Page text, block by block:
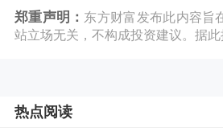
在经过近半年的等待后
公告称，公司于2026年7
公司向特定对象发行股
郑重声明： 东方财富发布此内容旨
站立场无关，不构成投资建议。据此
热点阅读